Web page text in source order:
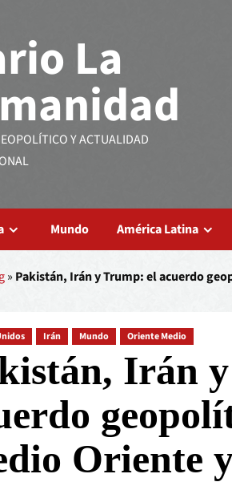
La
Y ACTUALIDAD
Mundo América Latina
» Pakistán, Irán y Trump: el acuerdo
Irán Mundo Oriente Medio
Irán
Oriente